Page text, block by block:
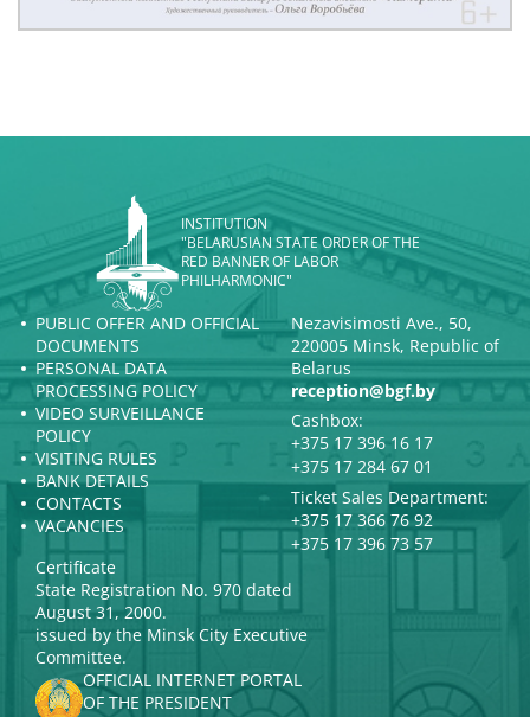
INSTITUTION
"BELARUSIAN STATE ORDER OF THE
RED BANNER OF LABOR
PHILHARMONIC"
PUBLIC OFFER AND OFFICIAL
DOCUMENTS
PERSONAL DATA
PROCESSING POLICY
VIDEO SURVEILLANCE
POLICY
VISITING RULES
BANK DETAILS
CONTACTS
VACANCIES
Nezavisimosti Ave., 50,
220005 Minsk, Republic of
Belarus
reception@bgf.by
Cashbox:
+375 17 396 16 17
+375 17 284 67 01
Ticket Sales Department:
+375 17 366 76 92
+375 17 396 73 57
Certificate
State Registration No. 970 dated
August 31, 2000.
issued by the Minsk City Executive
Committee.
OFFICIAL INTERNET PORTAL
OF THE PRESIDENT